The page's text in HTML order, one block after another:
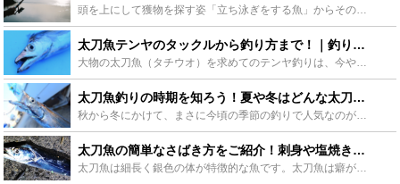
頭を上にして獲物を探す姿「立ち泳ぎをする魚」からその名が付けられた太刀魚。年間を通して美味しく、色々な料理で食べられる人気の高い魚です。今回はそんな太刀魚をウキ釣りで爆釣りできるおススメの時期や道具...
太刀魚テンヤのタックルから釣り方まで！｜釣り場毎のおすすめテンヤ10選！ - Leisurego(レジャーゴー)
大物の太刀魚（タチウオ）を求めてのテンヤ釣りは、今や大人気です。独特な太刀魚のアタリとそれを掛けるおもしろさは、多くの釣り人をとりこにしています。ここでは、太刀魚テンヤとは何か、タックルの選び方、船...
太刀魚釣りの時期を知ろう！夏や冬はどんな太刀魚が釣れる？ - Leisurego(レジャーゴー)
秋から冬にかけて、まさに今頃の季節の釣りで人気なのが今日ご紹介する太刀魚です。陸釣り、船釣り共にこの時期はたくさんの釣り人でにぎわいますが、釣り方やロケーションによっては年間を通しても楽しめるので、...
太刀魚の簡単なさばき方をご紹介！刺身や塩焼きのレシピも！ - Leisurego(レジャーゴー)
太刀魚は細長く銀色の体が特徴的な魚です。太刀魚は癖がなく程よい脂の乗り具合で、とてもおいしい魚です。釣ることもでき、スーパーでも一度は見かけたことがあるのではないでしょうか。この記事ではそんな太刀魚...